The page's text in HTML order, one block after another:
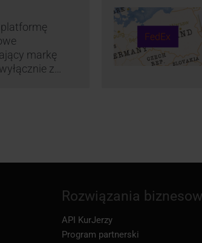
markę
z
Rozwiązania
API KurJerzy
Program partnerski